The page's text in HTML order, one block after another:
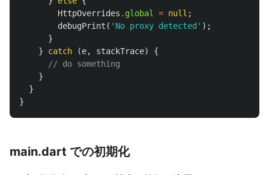
HttpOverrides . global = null ;
debugPrint ( 'No proxy detected' );
}
}
catch (e, stackTrace)
{
// do something
}
}
}
main.dart での初期化